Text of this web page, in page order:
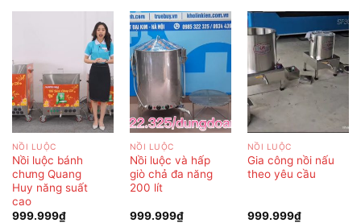
NỒI LUỘC
Nồi luộc bánh
chưng Quang
Huy năng suất
cao
999.999₫
NỒI LUỘC
Nồi luộc và hấp
giò chả đa năng
200 lít
999.999₫
NỒI LUỘC
Gia công nồi nấu
theo yêu cầu
999.999₫